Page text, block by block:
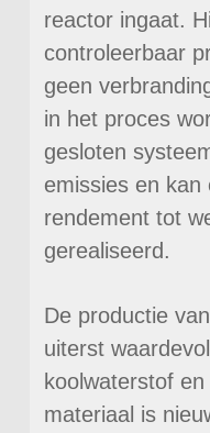
reactor ingaat.
controleerbaar
geen
in het proces
gesloten
emissies en
rendement tot
gerealiseerd.
De productie
uiterst
koolwaterstof
materiaal is